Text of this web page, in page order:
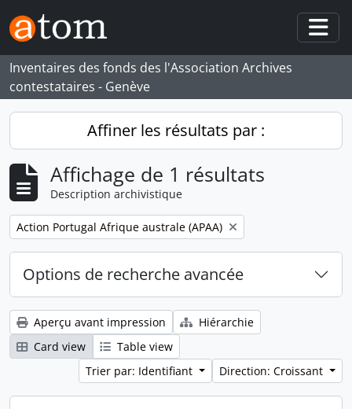
Skip to main content
Inventaires des fonds des l'Association Archives
contestataires - Genève
Affiner les résultats par :
Affichage de 1 résultats
Description archivistique
Remove filter:
Action Portugal Afrique australe (APAA)
Options de recherche avancée
Aperçu avant impression
Hiérarchie
Card view
Table view
Trier par: Identifiant
Direction: Croissant